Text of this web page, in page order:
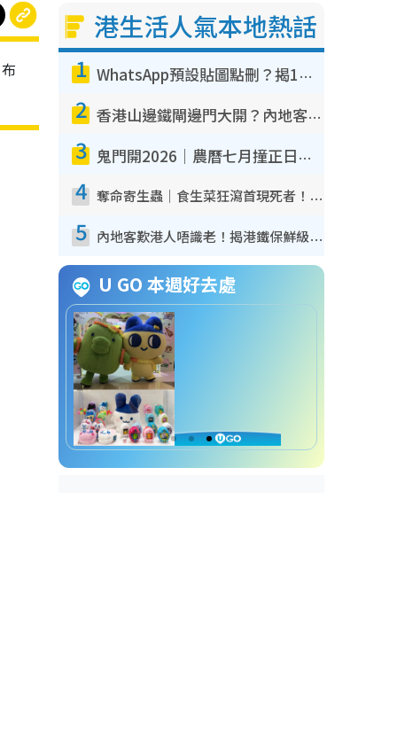
港生活人氣本地熱話
1 WhatsApp預設貼圖點刪？揭1招「反向操作」還原簡潔介面 附3步實測教學
2 香港山邊鐵閘邊門大開？內地客困惑意義何在！網民神回覆：呢種叫法理性防禦
3 鬼門開2026｜農曆七月撞正日全食特別邪？專家警告切忌做一事！揭4大禁忌+2招保平安
4 奪命寄生蟲｜食生菜狂瀉首現死者！疫潮惡化錄1.8萬宗病例 揭洗菜3大謬誤
5 內地客歎港人唔識老！揭港鐵保鮮級冷氣 港人求放過：咪投訴
U GO 本週好去處